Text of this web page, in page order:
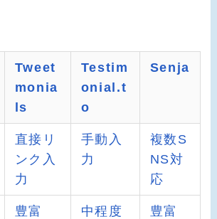
Tweet
monia
ls
Testim
onial.t
o
Senja
直接リ
ンク入
力
手動入
力
複数S
NS対
応
豊富 中程度 豊富